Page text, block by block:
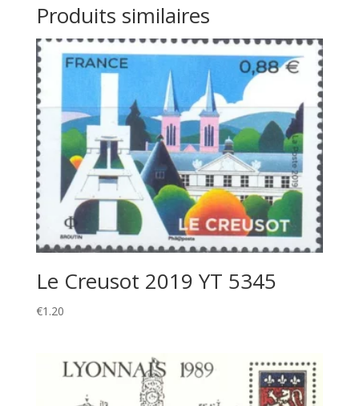
Produits similaires
Le Creusot 2019 YT 5345
€1.20